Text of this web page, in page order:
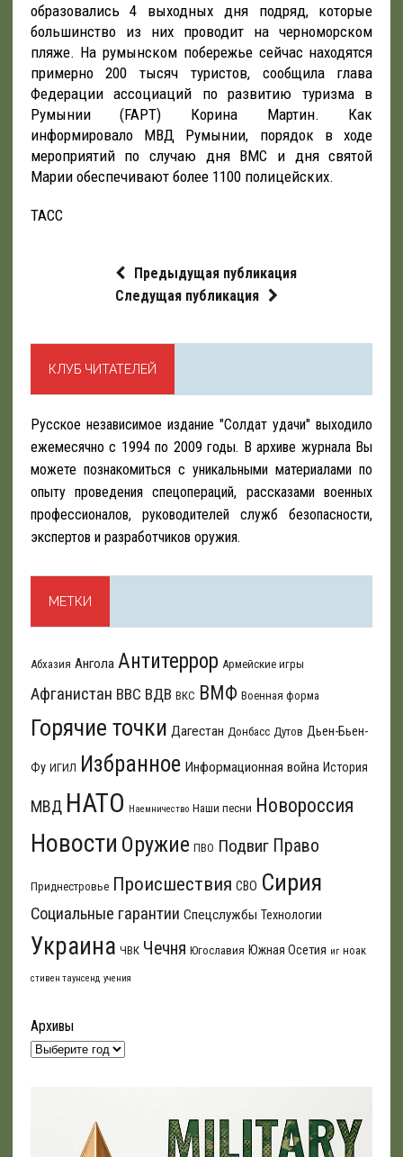
образовались 4 выходных дня подряд, которые
большинство из них проводит на черноморском
пляже. На румынском побережье сейчас находятся
примерно 200 тысяч туристов, сообщила глава
Федерации ассоциаций по развитию туризма в
Румынии (FAPT) Корина Мартин. Как
информировало МВД Румынии, порядок в ходе
мероприятий по случаю дня ВМС и дня святой
Марии обеспечивают более 1100 полицейских.
ТАСС
Предыдущая публикация
Следущая публикация
КЛУБ ЧИТАТЕЛЕЙ
Русское независимое издание "Солдат удачи" выходило
ежемесячно с 1994 по 2009 годы. В архиве журнала Вы
можете познакомиться с уникальными материалами по
опыту проведения спецопераций, рассказами военных
профессионалов, руководителей служб безопасности,
экспертов и разработчиков оружия.
МЕТКИ
Абхазия Ангола Антитеррор Армейские игры
Афганистан ВВС ВДВ ВКС ВМФ Военная форма
Горячие точки Дагестан Донбасс Дутов Дьен-Бьен-
Фу ИГИЛ Избранное Информационная война История
МВД НАТО Наемничество Наши песни Новороссия
Новости Оружие ПВО Подвиг Право
Приднестровье Происшествия СВО Сирия
Социальные гарантии Спецслужбы Технологии
Украина ЧВК Чечня Югославия Южная Осетия иг ноак
стивен таунсенд учения
Архивы